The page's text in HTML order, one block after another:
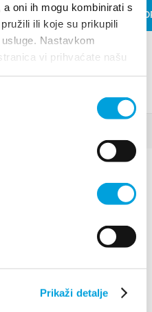
oni ih mogu kombinirati s
ili koje su prikupili
Nastavkom
vi prihvaćate našu
Prikaži detalje
READ